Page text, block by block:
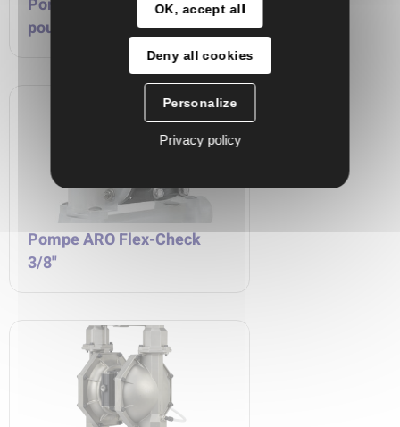
Pompe ARO de transfert de
poudre - série PP
Pompe ARO Flex-Check
3/8"
OK, accept all
Deny all cookies
Personalize
Privacy policy